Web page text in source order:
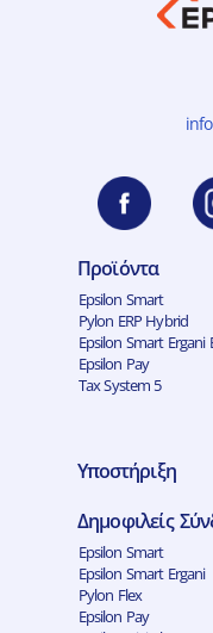
Προϊόντα
Epsilon Smart
Pylon ERP Hybrid
Epsilon Smart Ergani
Epsilon Pay
Tax System 5
Υποστήριξη
Δημοφιλείς
Epsilon Smart
Epsilon Smart Ergani
Pylon Flex
Epsilon Pay